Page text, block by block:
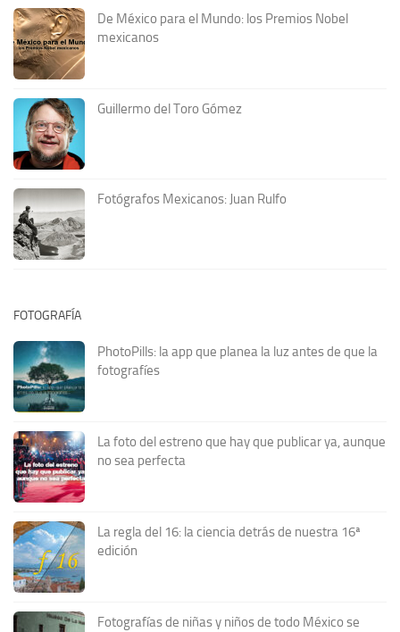
De México para el Mundo: los Premios Nobel
mexicanos
Guillermo del Toro Gómez
Fotógrafos Mexicanos: Juan Rulfo
FOTOGRAFÍA
PhotoPills: la app que planea la luz antes de que la
fotografíes
La foto del estreno que hay que publicar ya, aunque
no sea perfecta
La regla del 16: la ciencia detrás de nuestra 16ª
edición
Fotografías de niñas y niños de todo México se